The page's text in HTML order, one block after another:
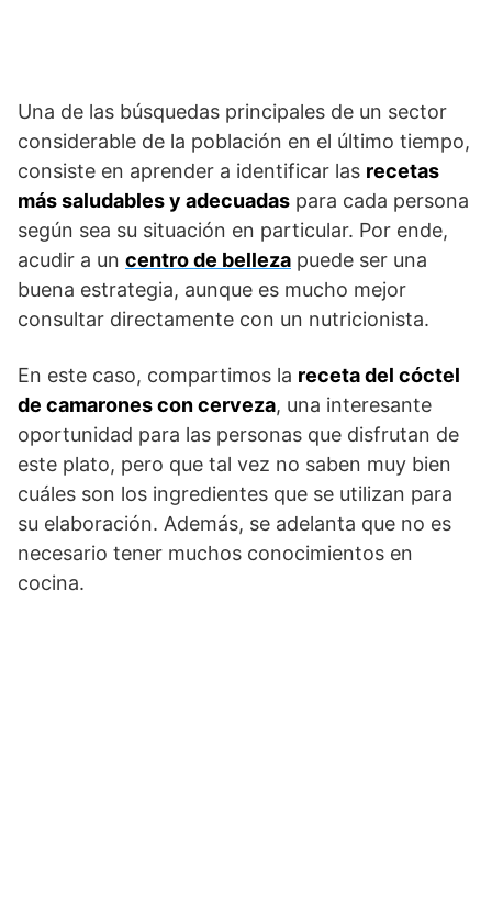
Una de las búsquedas principales de un sector
considerable de la población en el último tiempo,
consiste en aprender a identificar las recetas
más saludables y adecuadas para cada persona
según sea su situación en particular. Por ende,
acudir a un centro de belleza puede ser una
buena estrategia, aunque es mucho mejor
consultar directamente con un nutricionista.
En este caso, compartimos la receta del cóctel
de camarones con cerveza, una interesante
oportunidad para las personas que disfrutan de
este plato, pero que tal vez no saben muy bien
cuáles son los ingredientes que se utilizan para
su elaboración. Además, se adelanta que no es
necesario tener muchos conocimientos en
cocina.